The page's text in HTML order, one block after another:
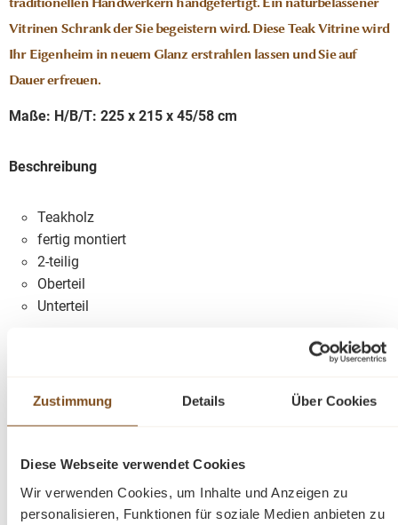
Zustimmung Details Über Cookies
Diese Webseite verwendet Cookies
Wir verwenden Cookies, um Inhalte und Anzeigen zu
personalisieren, Funktionen für soziale Medien anbieten zu
Vitrinen Schrank der Sie begeistern wird. Diese Teak Vitrine wird
Ihr Eigenheim in neuem Glanz erstrahlen lassen und Sie auf
Dauer erfreuen.
Maße: H/B/T: 225 x 215 x 45/58 cm
Beschreibung
Teakholz
fertig montiert
2-teilig
Oberteil
Unterteil
Menü schließen
Henry Teak 200 cm"
Dieser schöne Vitrinen Schrank wurde aus recyceltem Teakholz
Produktgalerie überspringen
Ähnliche Produkte